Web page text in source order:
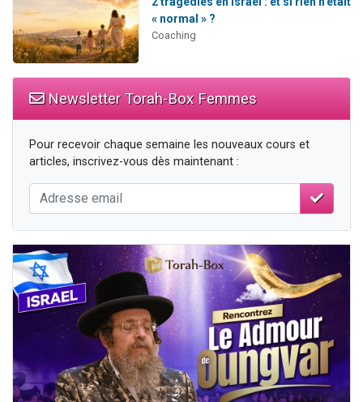
« normal » ?
Coaching
Newsletter Torah-Box Femmes
Pour recevoir chaque semaine les nouveaux cours et
articles, inscrivez-vous dès maintenant :